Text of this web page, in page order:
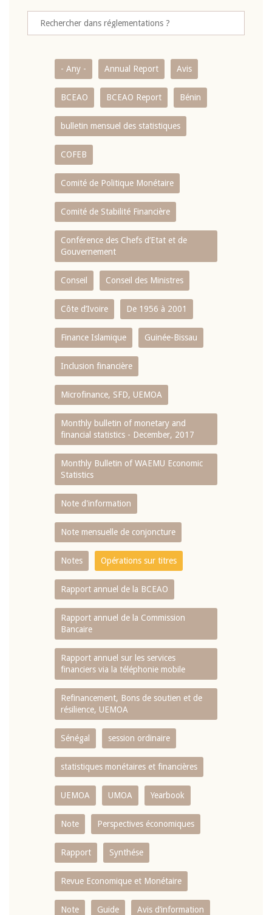
- Any - Annual Report Avis
BCEAO BCEAO Report Bénin
bulletin mensuel des statistiques
COFEB
Comité de Politique Monétaire
Comité de Stabilité Financière
Conférence des Chefs d’Etat et de
Gouvernement
Conseil Conseil des Ministres
Côte d’Ivoire De 1956 à 2001
Finance Islamique Guinée-Bissau
Inclusion financière
Microfinance, SFD, UEMOA
Monthly bulletin of monetary and
financial statistics - December, 2017
Monthly Bulletin of WAEMU Economic
Statistics
Note d'information
Note mensuelle de conjoncture
Notes Opérations sur titres
Rapport annuel de la BCEAO
Rapport annuel de la Commission
Bancaire
Rapport annuel sur les services
financiers via la téléphonie mobile
Refinancement, Bons de soutien et de
résilience, UEMOA
Sénégal session ordinaire
statistiques monétaires et financières
UEMOA UMOA Yearbook
Note Perspectives économiques
Rapport Synthése
Revue Economique et Monétaire
Note Guide Avis d’information